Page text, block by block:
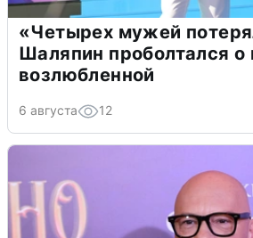
«Четырех мужей
Шаляпин проболтался о
возлюбленной
6 августа 12